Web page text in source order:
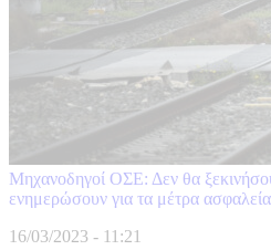
Μηχανοδηγοί ΟΣΕ: Δεν θα
ενημερώσουν για τα μέτρα
16/03/2023 - 11:21